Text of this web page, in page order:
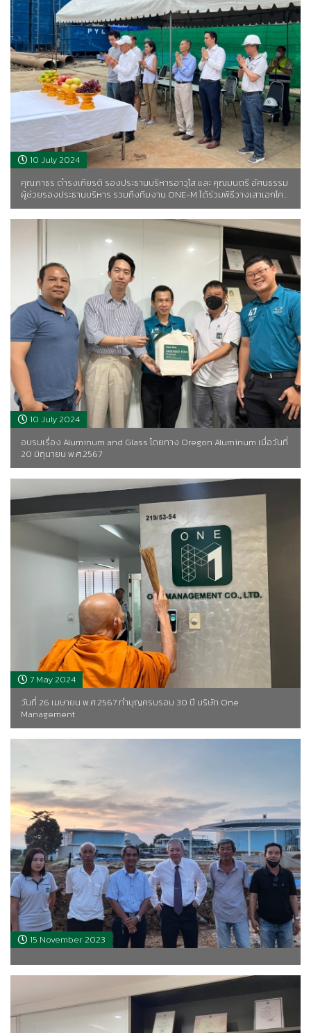
10 July 2024
คุณภาธร ดำรงเกียรติ รองประธานบริหารอาวุโส และ คุณมนตรี อัศนธรรม
ผู้ช่วยรองประธานบริหาร รวมถึงทีมงาน ONE-M ได้ร่วมพิธีวางเสาเอกโค…
10 July 2024
อบรมเรื่อง Aluminum and Glass โดยทาง Oregon Aluminum เมื่อวันที่
20 มิถุนายน พ.ศ.2567
7 May 2024
วันที่ 26 เมษายน พ.ศ.2567 ทำบุญครบรอบ 30 ปี บริษัท One
Management
15 November 2023